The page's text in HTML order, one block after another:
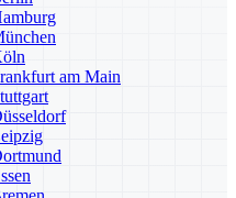
am Main